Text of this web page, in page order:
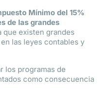
Mínimo del 15%
de las grandes
que existen grandes
las leyes contables y
los programas de
como consecuencia